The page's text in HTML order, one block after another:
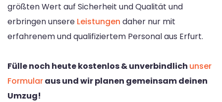
größten Wert auf Sicherheit und Qualität und
erbringen unsere Leistungen daher nur mit
erfahrenem und qualifiziertem Personal aus Erfurt.
Fülle noch heute kostenlos & unverbindlich unser
Formularaus und wir planen gemeinsam deinen
Umzug!